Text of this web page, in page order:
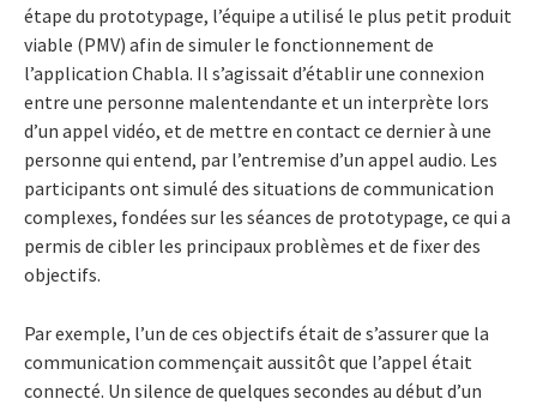
étape du prototypage, l’équipe a utilisé le plus petit produit
viable (PMV) afin de simuler le fonctionnement de
l’application Chabla. Il s’agissait d’établir une connexion
entre une personne malentendante et un interprète lors
d’un appel vidéo, et de mettre en contact ce dernier à une
personne qui entend, par l’entremise d’un appel audio. Les
participants ont simulé des situations de communication
complexes, fondées sur les séances de prototypage, ce qui a
permis de cibler les principaux problèmes et de fixer des
objectifs.
Par exemple, l’un de ces objectifs était de s’assurer que la
communication commençait aussitôt que l’appel était
connecté. Un silence de quelques secondes au début d’un